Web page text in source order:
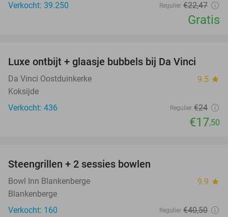
Verkocht: 39.250
Regulier €22,47
Gratis
Luxe ontbijt + glaasje bubbels bij Da Vinci
Da Vinci Oostduinkerke 9.5 star
Koksijde
Verkocht: 436
Regulier €24
€17,50
Steengrillen + 2 sessies bowlen
Bowl Inn Blankenberge 9.9 star
Blankenberge
Verkocht: 160
Regulier €40,50